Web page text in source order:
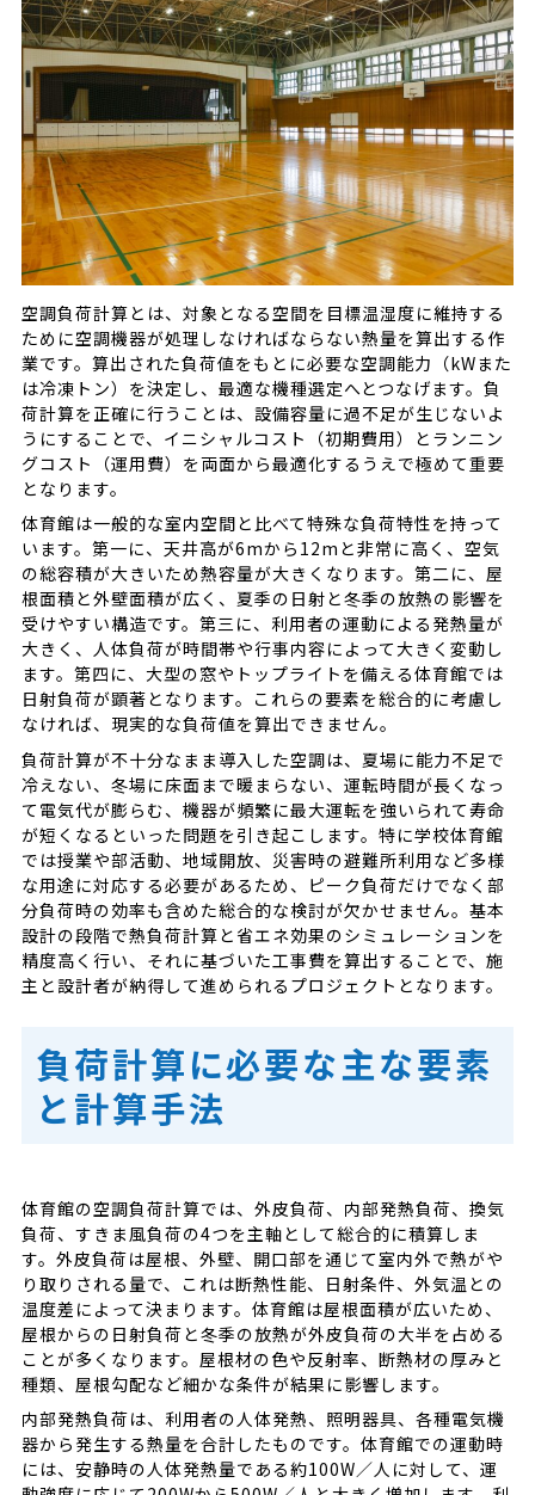
空調負荷計算とは、対象となる空間を目標温湿度に維持する
ために空調機器が処理しなければならない熱量を算出する作
業です。算出された負荷値をもとに必要な空調能力（kWまた
は冷凍トン）を決定し、最適な機種選定へとつなげます。負
荷計算を正確に行うことは、設備容量に過不足が生じないよ
うにすることで、イニシャルコスト（初期費用）とランニン
グコスト（運用費）を両面から最適化するうえで極めて重要
となります。
体育館は一般的な室内空間と比べて特殊な負荷特性を持って
います。第一に、天井高が6mから12mと非常に高く、空気
の総容積が大きいため熱容量が大きくなります。第二に、屋
根面積と外壁面積が広く、夏季の日射と冬季の放熱の影響を
受けやすい構造です。第三に、利用者の運動による発熱量が
大きく、人体負荷が時間帯や行事内容によって大きく変動し
ます。第四に、大型の窓やトップライトを備える体育館では
日射負荷が顕著となります。これらの要素を総合的に考慮し
なければ、現実的な負荷値を算出できません。
負荷計算が不十分なまま導入した空調は、夏場に能力不足で
冷えない、冬場に床面まで暖まらない、運転時間が長くなっ
て電気代が膨らむ、機器が頻繁に最大運転を強いられて寿命
が短くなるといった問題を引き起こします。特に学校体育館
では授業や部活動、地域開放、災害時の避難所利用など多様
な用途に対応する必要があるため、ピーク負荷だけでなく部
分負荷時の効率も含めた総合的な検討が欠かせません。基本
設計の段階で熱負荷計算と省エネ効果のシミュレーションを
精度高く行い、それに基づいた工事費を算出することで、施
主と設計者が納得して進められるプロジェクトとなります。
負荷計算に必要な主な要素
と計算手法
体育館の空調負荷計算では、外皮負荷、内部発熱負荷、換気
負荷、すきま風負荷の4つを主軸として総合的に積算しま
す。外皮負荷は屋根、外壁、開口部を通じて室内外で熱がや
り取りされる量で、これは断熱性能、日射条件、外気温との
温度差によって決まります。体育館は屋根面積が広いため、
屋根からの日射負荷と冬季の放熱が外皮負荷の大半を占める
ことが多くなります。屋根材の色や反射率、断熱材の厚みと
種類、屋根勾配など細かな条件が結果に影響します。
内部発熱負荷は、利用者の人体発熱、照明器具、各種電気機
器から発生する熱量を合計したものです。体育館での運動時
には、安静時の人体発熱量である約100W／人に対して、運